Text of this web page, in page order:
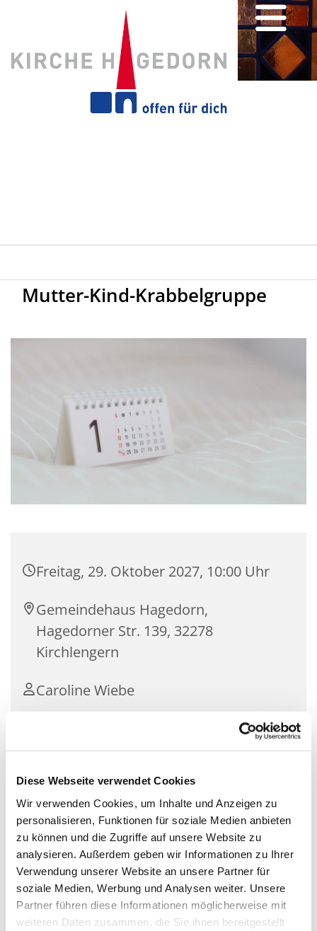
Diese Webseite verwendet Cookies
Wir verwenden Cookies, um Inhalte und Anzeigen zu
personalisieren, Funktionen für soziale Medien anbieten
zu können und die Zugriffe auf unsere Website zu
analysieren. Außerdem geben wir Informationen zu Ihrer
Verwendung unserer Website an unsere Partner für
soziale Medien, Werbung und Analysen weiter. Unsere
Partner führen diese Informationen möglicherweise mit
weiteren Daten zusammen, die Sie ihnen bereitgestellt
Mutter-Kind-Krabbelgruppe
Freitag, 29. Oktober 2027, 10:00 Uhr
Gemeindehaus Hagedorn,
Hagedorner Str. 139, 32278
Kirchlengern
Caroline Wiebe
gemeinsamen Spielen, Singen, Basteln und
Austauschen von Erfahrungen. Für Kinder ab der
Geburt bis zum Grundschulalter.
- kostenlos
- mit Anmeldung
Seite der Krabbelgruppen